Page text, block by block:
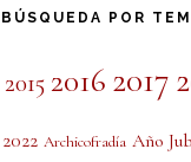
BÚSQUEDA POR
2015 2016 2017
2022 Archicofradía Año